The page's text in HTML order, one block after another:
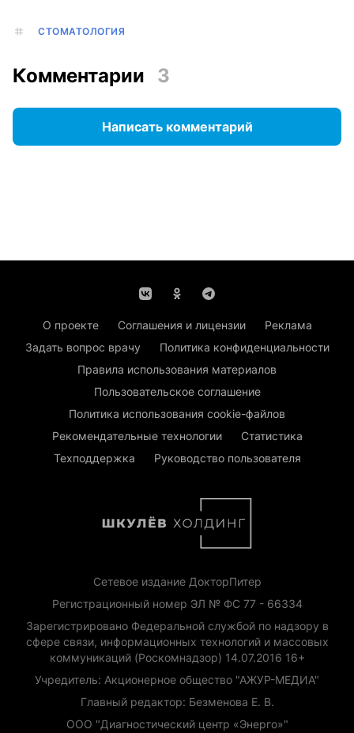
СТОМАТОЛОГИЯ
Комментарии 3
Написать комментарий
О проекте Соглашения и лицензии
Реклама
Задать вопрос врачу
Политика конфиденциальности
Правила использования материалов
Пользовательское соглашение
Политика использования cookie-файлов
Рекомендательные технологии
Статистика
Техподдержка
Руководство пользователя
Сетевое издание ДокторПитер
Регистрационный номер ЭЛ № ФС 77 - 66334
Зарегистрировано Федеральной службой по надзору в
сфере связи, информационных технологий и массовых
коммуникаций (Роскомнадзор) 14.07.2016 16+
Учредитель: Акционерное общество "АЖУР-МЕДИА"
Главный редактор: Безменова Е. В.
ООО "Диагностический центр «Энерго»"